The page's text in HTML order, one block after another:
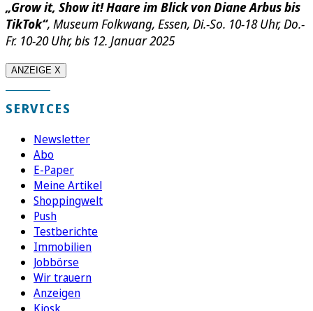
„Grow it, Show it! Haare im Blick von Diane Arbus bis
TikTok“, Museum Folkwang, Essen, Di.-So. 10-18 Uhr, Do.-
Fr. 10-20 Uhr, bis 12. Januar 2025
ANZEIGE X
SERVICES
Newsletter
Abo
E-Paper
Meine Artikel
Shoppingwelt
Push
Testberichte
Immobilien
Jobbörse
Wir trauern
Anzeigen